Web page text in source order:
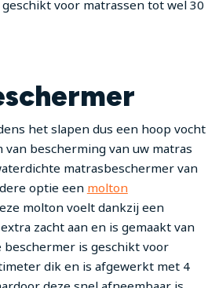
voor matrassen tot wel 30
het slapen dus een hoop vocht
bescherming van uw matras
matrasbeschermer van
optie een molton
molton voelt dankzij een
zacht aan en is gemaakt van
beschermer is geschikt voor
dik en is afgewerkt met 4